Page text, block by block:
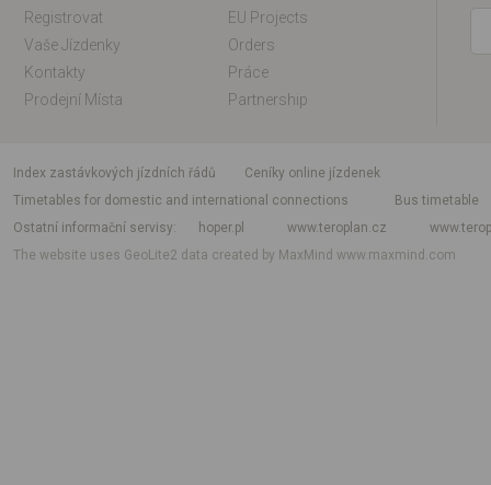
Registrovat
EU Projects
Vaše Jízdenky
Orders
Kontakty
Práce
Prodejní Místa
Partnership
index zastávkových jízdních řádů
Ceníky online jízdenek
Timetables for domestic and international connections
Bus timetable
Ostatní informační servisy
hoper.pl www.teroplan.cz
The website uses GeoLite2 data created by MaxMindwww.maxmind.com